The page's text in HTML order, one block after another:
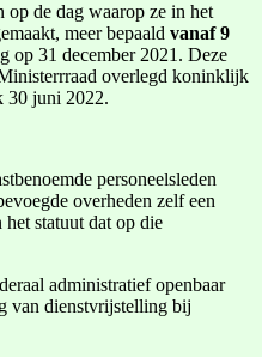
de dag waarop ze in het
meer bepaald vanaf 9
op 31 december 2021. Deze
overlegd koninklijk
30 juni 2022.
personeelsleden
overheden zelf een
statuut dat op die
administratief openbaar
van dienstvrijstelling bij